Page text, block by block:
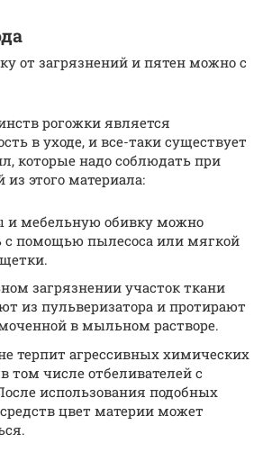
от загрязнений и пятен можно с
рогожки является
в уходе, и все-таки существует
которые надо соблюдать при
из этого материала:
и мебельную обивку можно
с помощью пылесоса или мягкой
загрязнении участок ткани
из пульверизатора и протирают
в мыльном растворе.
терпит агрессивных химических
том числе отбеливателей с
использования подобных
цвет материи может